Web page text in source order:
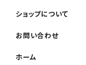
ショップについて
お問い合わせ
ホーム